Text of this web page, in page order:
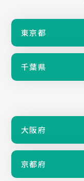
東京都
千葉県
大阪府
京都府